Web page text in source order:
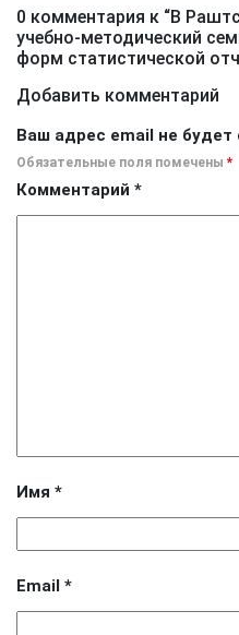
0 комментария к “В
учебно-методический
форм статистической
Добавить комментарий
Ваш адрес email не будет
Обязательные поля помечены *
Комментарий *
Имя *
Email *